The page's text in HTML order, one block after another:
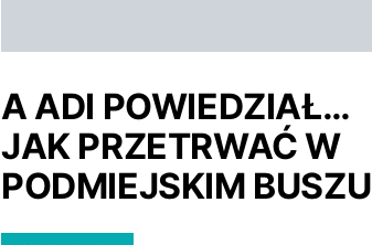
A ADI POWIEDZIAŁ…
JAK PRZETRWAĆ W
PODMIEJSKIM BUSZU